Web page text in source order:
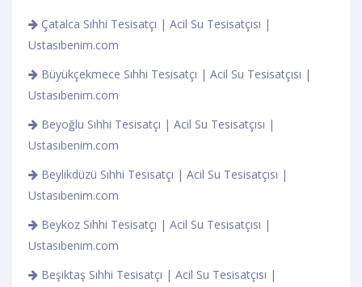
Çatalca Sıhhi Tesisatçı | Acil Su Tesisatçısı |
Ustasıbenim.com
Büyükçekmece Sıhhi Tesisatçı | Acil Su Tesisatçısı |
Ustasıbenim.com
Beyoğlu Sıhhi Tesisatçı | Acil Su Tesisatçısı |
Ustasıbenim.com
Beylikdüzü Sıhhi Tesisatçı | Acil Su Tesisatçısı |
Ustasıbenim.com
Beykoz Sıhhi Tesisatçı | Acil Su Tesisatçısı |
Ustasıbenim.com
Beşiktaş Sıhhi Tesisatçı | Acil Su Tesisatçısı |